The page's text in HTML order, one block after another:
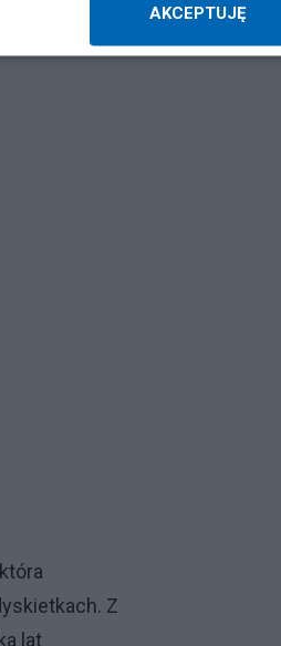
Z
lat
AKCEPTUJĘ